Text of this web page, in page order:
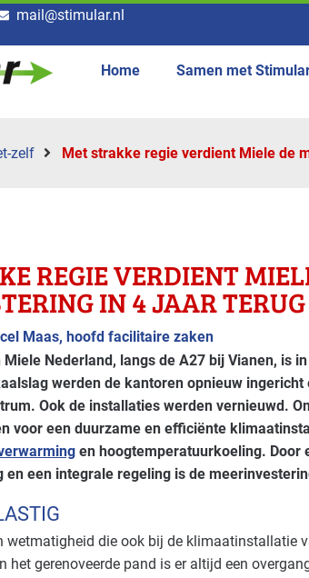
mail@stimular.nl
Home Samen met
zelf Met strakke regie verdient Miele de
REGIE VERDIENT
IN 4 JAAR TERUG
Maas, hoofd facilitaire zaken
Nederland, langs de A27 bij Vianen, is
werden de kantoren opnieuw
Ook de installaties werden vernieuwd.
voor een duurzame en efficiënte
en hoogtemperatuurkoeling. Door
een integrale regeling is de
wetmatigheid die ook bij de klimaatinstallatie
het gerenoveerde pand is er altijd een